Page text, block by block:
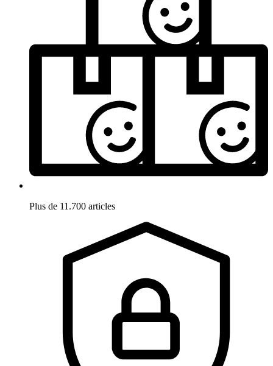
Plus de 11.700 articles